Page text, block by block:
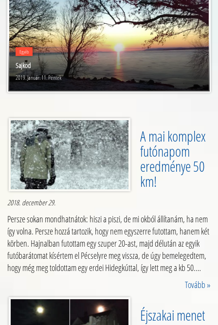
Egyéb
Sajkod
2019. Január. 11. Péntek
A mai komplex
futónapom
eredménye 50
km!
2018. december 29.
Persze sokan mondhatnátok: hiszi a piszi, de mi okból állítanám, ha nem
így volna. Persze hozzá tartozik, hogy nem egyszerre futottam, hanem két
körben. Hajnalban futottam egy szuper 20-ast, majd délután az egyik
futóbarátomat kísértem el Pécselyre meg vissza, de úgy bemelegedtem,
hogy még meg toldottam egy erdei Hidegkúttal, így lett meg a kb 50.…
Tovább »
Éjszakai menet